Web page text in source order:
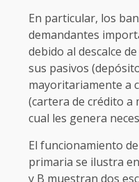
En particular, los
demandantes
debido al descalce
sus pasivos
mayoritariamente a
(cartera de crédito a
cual les genera
El funcionamiento
primaria se ilustra
y B muestran dos